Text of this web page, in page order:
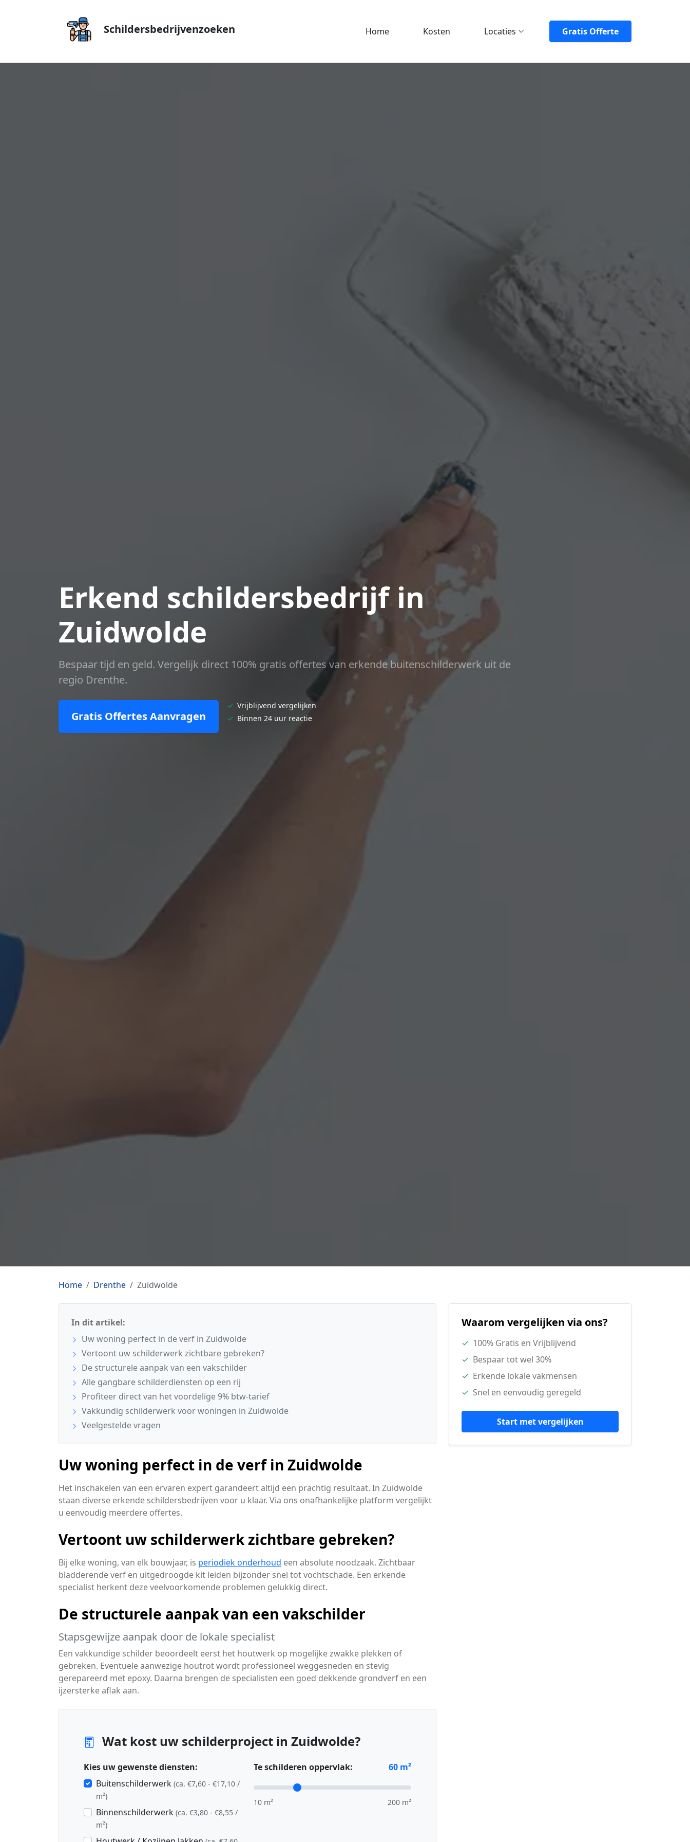
Schildersbedrijvenzoeken Home Kosten Locaties Gratis Offerte
Erkend schildersbedrijf in
Zuidwolde
Bespaar tijd en geld. Vergelijk direct 100% gratis offertes van erkende buitenschilderwerk uit de
regio Drenthe.
Gratis Offertes Aanvragen
✓ Vrijblijvend vergelijken
✓ Binnen 24 uur reactie
Home Drenthe Zuidwolde
In dit artikel:
Uw woning perfect in de verf in Zuidwolde
Vertoont uw schilderwerk zichtbare gebreken?
De structurele aanpak van een vakschilder
Alle gangbare schilderdiensten op een rij
Profiteer direct van het voordelige 9% btw-tarief
Vakkundig schilderwerk voor woningen in Zuidwolde
Veelgestelde vragen
Uw woning perfect in de verf in Zuidwolde
Het inschakelen van een ervaren expert garandeert altijd een prachtig resultaat. In Zuidwolde
staan diverse erkende schildersbedrijven voor u klaar. Via ons onafhankelijke platform vergelijkt
u eenvoudig meerdere offertes.
Vertoont uw schilderwerk zichtbare gebreken?
Bij elke woning, van elk bouwjaar, is periodiek onderhoud een absolute noodzaak. Zichtbaar
bladderende verf en uitgedroogde kit leiden bijzonder snel tot vochtschade. Een erkende
specialist herkent deze veelvoorkomende problemen gelukkig direct.
De structurele aanpak van een vakschilder
Stapsgewijze aanpak door de lokale specialist
Een vakkundige schilder beoordeelt eerst het houtwerk op mogelijke zwakke plekken of
gebreken. Eventuele aanwezige houtrot wordt professioneel weggesneden en stevig
gerepareerd met epoxy. Daarna brengen de specialisten een goed dekkende grondverf en een
ijzersterke aflak aan.
Wat kost uw schilderproject in Zuidwolde?
Kies uw gewenste diensten:
Buitenschilderwerk (ca. €7,60 - €17,10 /
m²)
Binnenschilderwerk (ca. €3,80 - €8,55 /
m²)
Te schilderen oppervlak: 60 m²
10 m² 200 m²
Waarom vergelijken via ons?
✓ 100% Gratis en Vrijblijvend
✓ Bespaar tot wel 30%
✓ Erkende lokale vakmensen
✓ Snel en eenvoudig geregeld
Start met vergelijken